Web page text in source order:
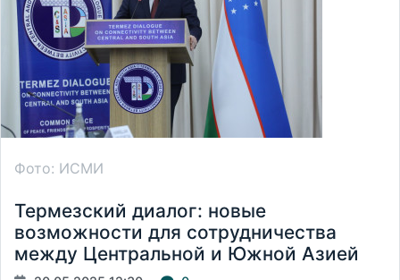
Фото: ИСМИ
Термезский диалог: новые
возможности для сотрудничества
между Центральной и Южной Азией